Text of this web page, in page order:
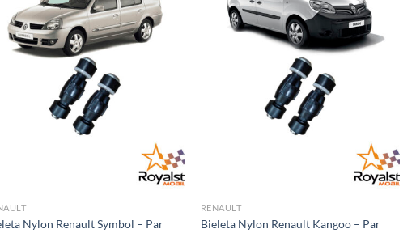
Nylon Renault Symbol – Par
RENAULT
Bieleta Nylon Renault Kangoo – Par